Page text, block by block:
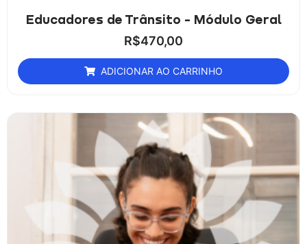
Educadores de Trânsito - Módulo Geral
R$470,00
ADICIONAR AO CARRINHO